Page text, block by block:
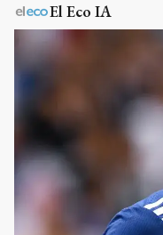
El Eco IA